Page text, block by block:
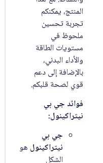
المنتج، يمكنكم
تجربة تحسين
ملحوظ في
مستويات الطاقة
والأداء البدني،
بالإضافة إلى دعم
قوي لصحة قلبكم.
فوائد جي بي
نيتراكينول:
جي بي
نيتراكينول هو